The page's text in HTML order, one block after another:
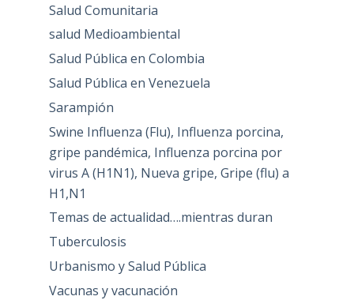
Salud Comunitaria
salud Medioambiental
Salud Pública en Colombia
Salud Pública en Venezuela
Sarampión
Swine Influenza (Flu), Influenza porcina,
gripe pandémica, Influenza porcina por
virus A (H1N1), Nueva gripe, Gripe (flu) a
H1,N1
Temas de actualidad….mientras duran
Tuberculosis
Urbanismo y Salud Pública
Vacunas y vacunación